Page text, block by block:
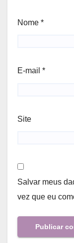
Nome *
E-mail *
Site
Salvar meus
vez que eu